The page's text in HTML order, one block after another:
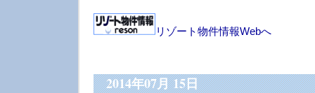
リゾート物件情報Webへ
2014年07月 15日